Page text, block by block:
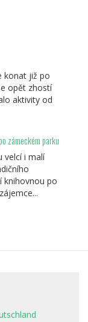
konat již po
opět zhostí
aktivity od
zámeckém parku
velcí i malí
knihovnou po